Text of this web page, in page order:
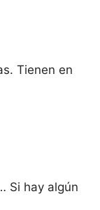
Tienen en
Si hay algún